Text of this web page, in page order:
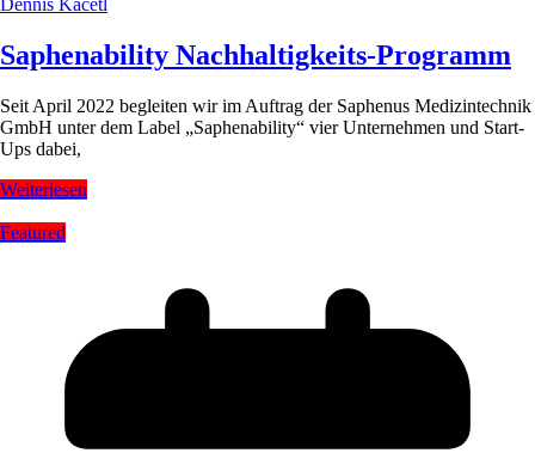
Saphenability Nachhaltigkeits-Programm
Seit April 2022 begleiten wir im Auftrag der Saphenus Medizintechnik
GmbH unter dem Label „Saphenability“ vier Unternehmen und Start-
Ups dabei,
Weiterlesen
Featured